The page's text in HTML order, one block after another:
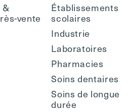
&
vente
Établissements
scolaires
Industrie
Laboratoires
Pharmacies
Soins dentaires
Soins de longue
durée